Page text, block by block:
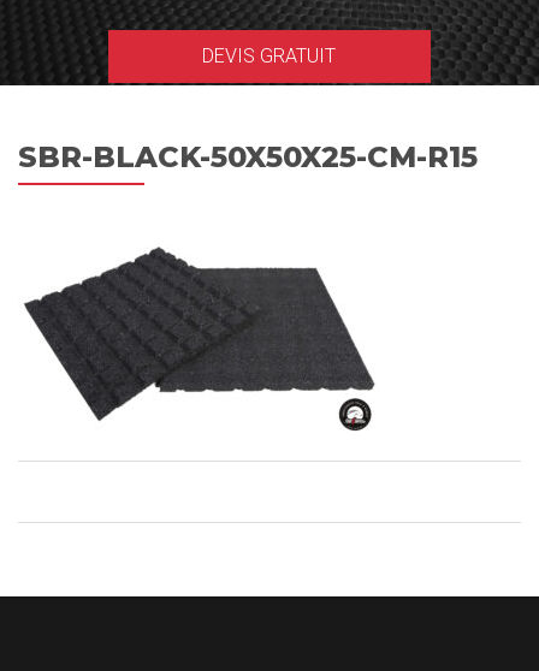
DEVIS GRATUIT
SBR-BLACK-50X50X25-CM-R15